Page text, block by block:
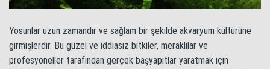
Yosunlar uzun zamandır ve sağlam bir şekilde akvaryum kültürüne
girmişlerdir. Bu güzel ve iddiasız bitkiler, meraklılar ve
profesyoneller tarafından gerçek başyapıtlar yaratmak için